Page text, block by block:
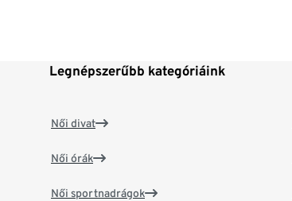
Legnépszerűbb kategóriáink
Női divat
Női órák
Női sportnadrágok